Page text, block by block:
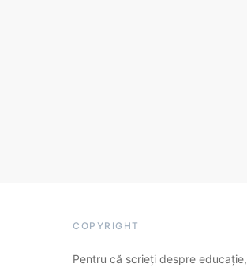
COPYRIGHT
Pentru că scrieți despre